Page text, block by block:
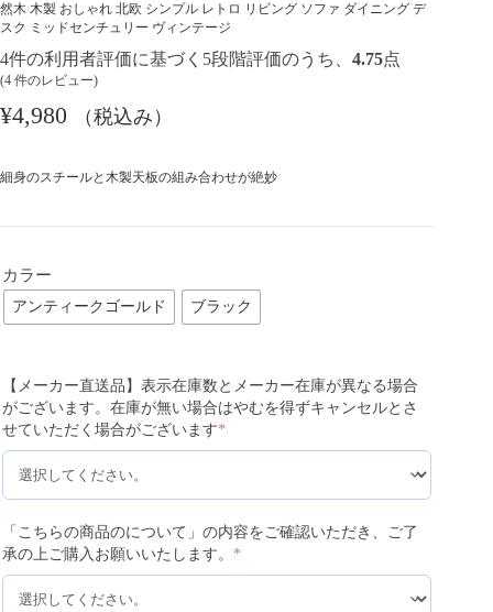
然木 木製 おしゃれ 北欧 シンプル レトロ リビング ソファ ダイニング デ
スク ミッドセンチュリー ヴィンテージ
4件の利用者評価に基づく5段階評価のうち、 4.75点
(4 件のレビュー)
¥4,980 （税込み）
細身のスチールと木製天板の組み合わせが絶妙
カラー
アンティークゴールド ブラック
【メーカー直送品】表示在庫数とメーカー在庫が異なる場合
がございます。在庫が無い場合はやむを得ずキャンセルとさ
せていただく場合がございます*
「こちらの商品のについて」の内容をご確認いただき、ご了
承の上ご購入お願いいたします。 *